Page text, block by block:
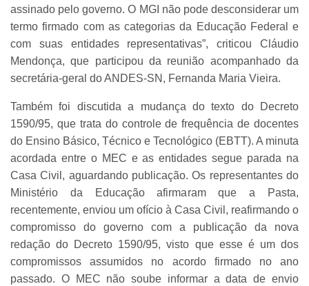
assinado pelo governo. O MGI não pode desconsiderar um
termo firmado com as categorias da Educação Federal e
com suas entidades representativas”, criticou Cláudio
Mendonça, que participou da reunião acompanhado da
secretária-geral do ANDES-SN, Fernanda Maria Vieira.
Também foi discutida a mudança do texto do Decreto
1590/95, que trata do controle de frequência de docentes
do Ensino Básico, Técnico e Tecnológico (EBTT). A minuta
acordada entre o MEC e as entidades segue parada na
Casa Civil, aguardando publicação. Os representantes do
Ministério da Educação afirmaram que a Pasta,
recentemente, enviou um ofício à Casa Civil, reafirmando o
compromisso do governo com a publicação da nova
redação do Decreto 1590/95, visto que esse é um dos
compromissos assumidos no acordo firmado no ano
passado. O MEC não soube informar a data de envio